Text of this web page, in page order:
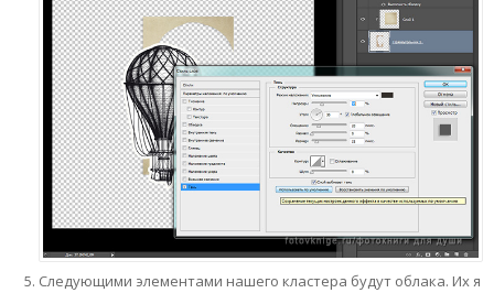
Следующими элементами нашего кластера будут облака. Их я